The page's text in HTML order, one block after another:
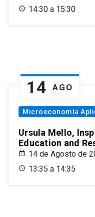
14:30 a 15:30
14 AGO
Microeconomía
Ursula Mello,
Education and
14 de Agosto de
13:35 a 14:35